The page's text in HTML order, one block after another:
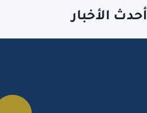
أحدث الأخبار